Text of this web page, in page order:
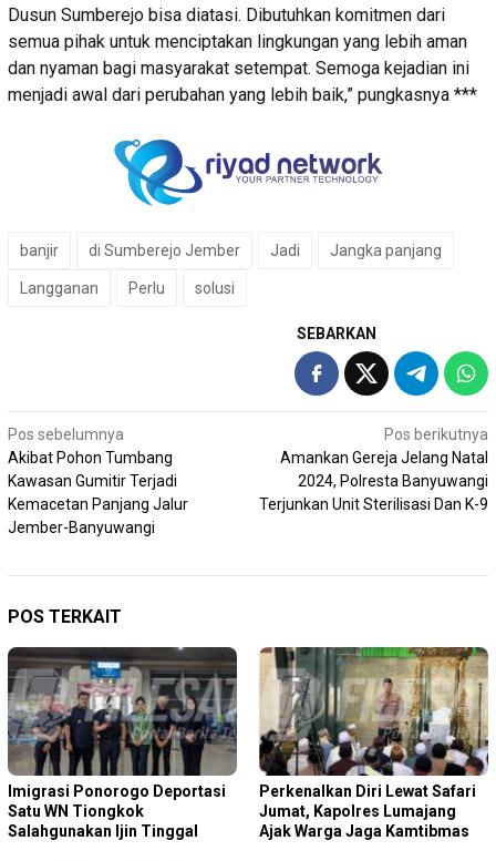
Dusun Sumberejo bisa diatasi. Dibutuhkan komitmen dari
semua pihak untuk menciptakan lingkungan yang lebih aman
dan nyaman bagi masyarakat setempat. Semoga kejadian ini
menjadi awal dari perubahan yang lebih baik,” pungkasnya ***
banjir di Sumberejo Jember Jadi Jangka panjang
Langganan Perlu solusi
SEBARKAN
Navigasi
pos
Pos sebelumnya
Akibat Pohon Tumbang
Kawasan Gumitir Terjadi
Kemacetan Panjang Jalur
Jember-Banyuwangi
Pos berikutnya
Amankan Gereja Jelang Natal
2024, Polresta Banyuwangi
Terjunkan Unit Sterilisasi Dan K-9
POS TERKAIT
Imigrasi Ponorogo Deportasi
Satu WN Tiongkok
Salahgunakan Ijin Tinggal
Perkenalkan Diri Lewat Safari
Jumat, Kapolres Lumajang
Ajak Warga Jaga Kamtibmas